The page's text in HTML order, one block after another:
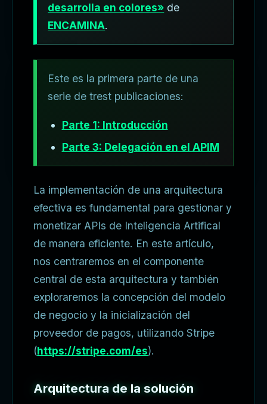
desarrolla en colores» de
ENCAMINA.
Este es la primera parte de una
serie de trest publicaciones:
Parte 1: Introducción
Parte 3: Delegación en el APIM
La implementación de una arquitectura
efectiva es fundamental para gestionar y
monetizar APIs de Inteligencia Artifical
de manera eficiente. En este artículo,
nos centraremos en el componente
central de esta arquitectura y también
exploraremos la concepción del modelo
de negocio y la inicialización del
proveedor de pagos, utilizando Stripe
(https://stripe.com/es).
Arquitectura de la solución